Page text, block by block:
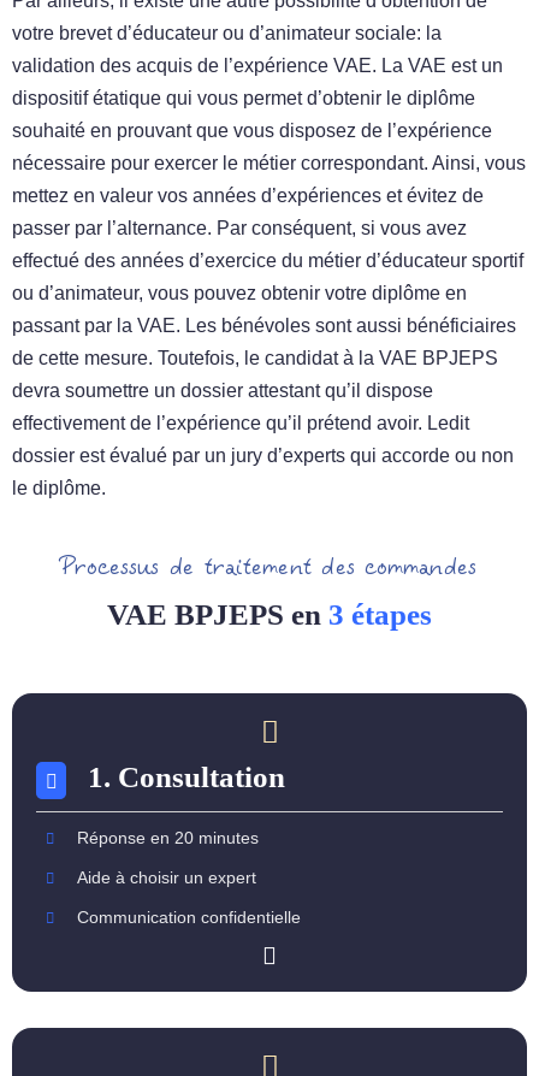
votre brevet d’éducateur ou d’animateur sociale: la
validation des acquis de l’expérience VAE. La VAE est un
dispositif étatique qui vous permet d’obtenir le diplôme
souhaité en prouvant que vous disposez de l’expérience
nécessaire pour exercer le métier correspondant. Ainsi, vous
mettez en valeur vos années d’expériences et évitez de
passer par l’alternance. Par conséquent, si vous avez
effectué des années d’exercice du métier d’éducateur sportif
ou d’animateur, vous pouvez obtenir votre diplôme en
passant par la VAE. Les bénévoles sont aussi bénéficiaires
de cette mesure. Toutefois, le candidat à la VAE BPJEPS
devra soumettre un dossier attestant qu’il dispose
effectivement de l’expérience qu’il prétend avoir. Ledit
dossier est évalué par un jury d’experts qui accorde ou non
le diplôme.
Processus de traitement des commandes
VAE BPJEPS en 3 étapes
1. Consultation
Réponse en 20 minutes
Aide à choisir un expert
Communication confidentielle